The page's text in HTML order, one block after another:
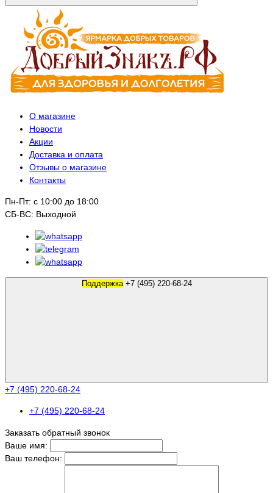
О магазине
Новости
Акции
Доставка и оплата
Отзывы о магазине
Контакты
Пн-Пт: с 10:00 до 18:00
СБ-ВС: Выходной
Поддержка +7 (495) 220-68-24
+7 (495) 220-68-24
+7 (495) 220-68-24
Заказать обратный звонок
Ваше имя:
Ваш телефон: